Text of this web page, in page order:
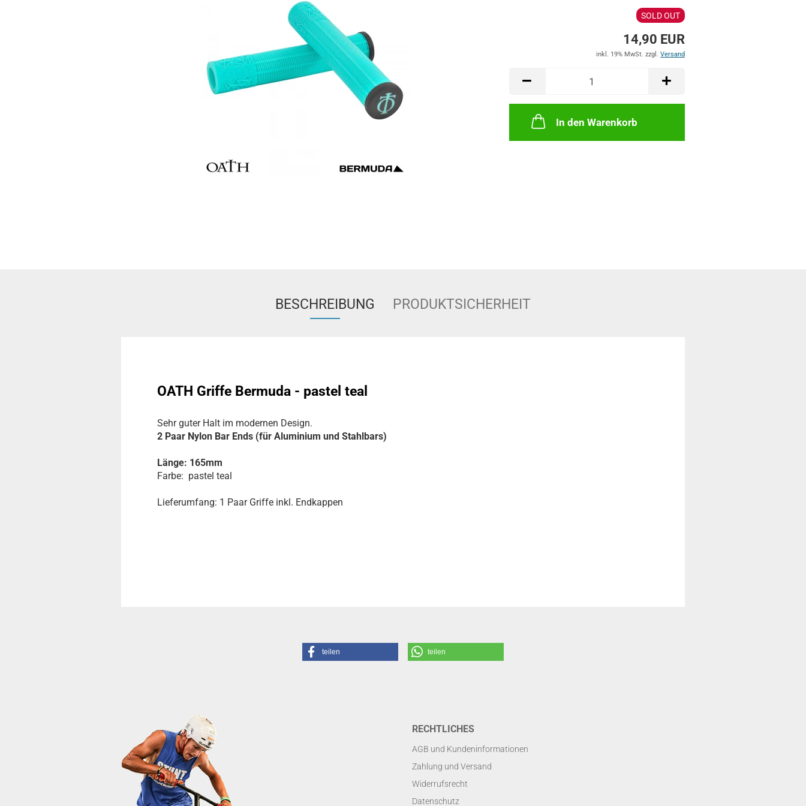
SOLD OUT
14,90 EUR
inkl. 19% MwSt. zzgl. Versand
In den Warenkorb
BESCHREIBUNG PRODUKTSICHERHEIT
OATH Griffe Bermuda - pastel teal
Sehr guter Halt im modernen Design.
2 Paar Nylon Bar Ends (für Aluminium und Stahlbars)
Länge: 165mm
Farbe: pastel teal
Lieferumfang: 1 Paar Griffe inkl. Endkappen
teilen teilen
RECHTLICHES
AGB und Kundeninformationen
Zahlung und Versand
Widerrufsrecht
Datenschutz